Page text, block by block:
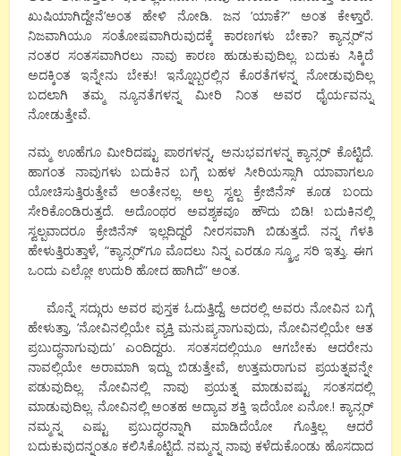
ಖುಷಿಯಾಗಿದ್ದೇನೆ’ಅಂತ ಹೇಳಿ ನೋಡಿ. ಜನ ’ಯಾಕೆ?” ಅಂತ ಕೇಳ್ತಾರೆ.
ನಿಜವಾಗಿಯೂ ಸಂತೋಷವಾಗಿರುವುದಕ್ಕೆ ಕಾರಣಗಳು ಬೇಕಾ? ಕ್ಯಾನ್ಸರ್’ನ
ನಂತರ ಸಂತಸವಾಗಿರಲು ನಾವು ಕಾರಣ ಹುಡುಕುವುದಿಲ್ಲ. ಬದುಕು ಸಿಕ್ಕಿದೆ
ಅದಕ್ಕಿಂತ ಇನ್ನೇನು ಬೇಕು! ಇನ್ನೊಬ್ಬರಲ್ಲಿನ ಕೊರತೆಗಳನ್ನ ನೋಡುವುದಿಲ್ಲ
ಬದಲಾಗಿ ತಮ್ಮ ನ್ಯೂನತೆಗಳನ್ನ ಮೀರಿ ನಿಂತ ಅವರ ಧೈರ್ಯವನ್ನು
ನೋಡುತ್ತೇವೆ.
ನಮ್ಮ ಊಹೆಗೂ ಮೀರಿದಷ್ಟು ಪಾಠಗಳನ್ನ, ಅನುಭವಗಳನ್ನ ಕ್ಯಾನ್ಸರ್ ಕೊಟ್ಟಿದೆ.
ಹಾಗಂತ ನಾವುಗಳು ಬದುಕಿನ ಬಗ್ಗೆ ಬಹಳ ಸೀರಿಯಸ್ಸಾಗಿ ಯಾವಾಗಲೂ
ಯೋಚಿಸುತ್ತಿರುತ್ತೇವೆ ಅಂತೇನಲ್ಲ. ಅಲ್ಪ ಸ್ವಲ್ಪ ಕ್ರೇಜಿನೆಸ್ ಕೂಡ ಬಂದು
ಸೇರಿಕೊಂಡಿರುತ್ತದೆ. ಅದೊಂಥರ ಅವಶ್ಯಕವೂ ಹೌದು ಬಿಡಿ! ಬದುಕಿನಲ್ಲಿ
ಸ್ವಲ್ಪವಾದರೂ ಕ್ರೇಜಿನೆಸ್ ಇಲ್ಲದಿದ್ದರೆ ನೀರಸವಾಗಿ ಬಿಡುತ್ತದೆ. ನನ್ನ ಗೆಳತಿ
ಹೇಳುತ್ತಿರುತ್ತಾಳೆ, “ಕ್ಯಾನ್ಸರ್’ಗೂ ಮೊದಲು ನಿನ್ನ ಎರಡೂ ಸ್ಕ್ರ್ಯೂ ಸರಿ ಇತ್ತು. ಈಗ
ಒಂದು ಎಲ್ಲೋ ಉದುರಿ ಹೋದ ಹಾಗಿದೆ” ಅಂತ.
ಮೊನ್ನೆ ಸದ್ಗುರು ಅವರ ಪುಸ್ತಕ ಓದುತ್ತಿದ್ದೆ. ಅದರಲ್ಲಿ ಅವರು ನೋವಿನ ಬಗ್ಗೆ
ಹೇಳುತ್ತಾ, ’ನೋವಿನಲ್ಲಿಯೇ ವ್ಯಕ್ತಿ ಮನುಷ್ಯನಾಗುವುದು, ನೋವಿನಲ್ಲಿಯೇ ಆತ
ಪ್ರಬುದ್ಧನಾಗುವುದು’ ಎಂದಿದ್ದರು. ಸಂತಸದಲ್ಲಿಯೂ ಆಗಬೇಕು ಆದರೇನು
ನಾವಲ್ಲಿಯೇ ಅರಾಮಾಗಿ ಇದ್ದು ಬಿಡುತ್ತೇವೆ, ಉತ್ತಮರಾಗುವ ಪ್ರಯತ್ನವನ್ನೇ
ಪಡುವುದಿಲ್ಲ. ನೋವಿನಲ್ಲಿ ನಾವು ಪ್ರಯತ್ನ ಮಾಡುವಷ್ಟು ಸಂತಸದಲ್ಲಿ
ಮಾಡುವುದಿಲ್ಲ. ನೋವಿನಲ್ಲಿ ಅಂತಹ ಅದ್ಯಾವ ಶಕ್ತಿ ಇದೆಯೋ ಏನೋ.! ಕ್ಯಾನ್ಸರ್
ನಮ್ಮನ್ನ ಎಷ್ಟು ಪ್ರಬುದ್ಧರನ್ನಾಗಿ ಮಾಡಿದೆಯೋ ಗೊತ್ತಿಲ್ಲ ಆದರೆ
ಬದುಕುವುದನ್ನಂತೂ ಕಲಿಸಿಕೊಟ್ಟಿದೆ. ನಮ್ಮನ್ನ ನಾವು ಕಳೆದುಕೊಂಡು ಹೊಸದಾದ